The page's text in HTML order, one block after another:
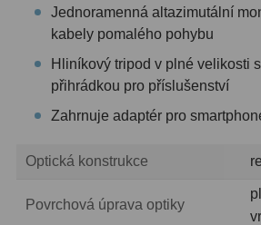
Sluneční hledáčky3
Příslušenství54
Svítilny 5
Čištění28
Jednoramenná altazimutální
kabely pomalého pohybu
Hliníkový tripod v plné velikosti
přihrádkou pro příslušenství
Zahrnuje adaptér pro
Optická konstrukce
Povrchová úprava optiky